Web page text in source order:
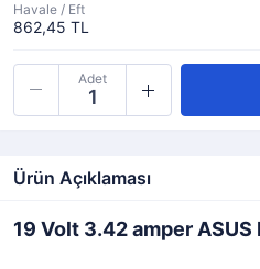
Havale / Eft
862,45 TL
Adet
Ürün Açıklaması
19 Volt 3.42 amper